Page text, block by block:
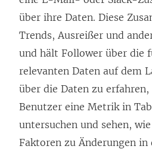
über ihre Daten. Diese
Trends, Ausreißer und
und hält Follower über die
relevanten Daten auf dem
über die Daten zu erfahren,
Benutzer eine Metrik in
untersuchen und sehen,
Faktoren zu Änderungen in